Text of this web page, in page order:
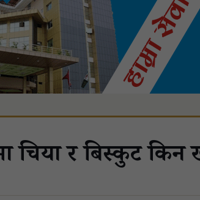
चिया र बिस्कुट किन